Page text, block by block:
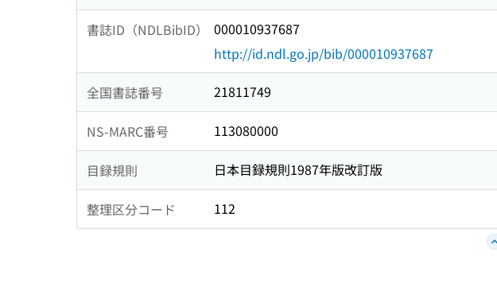
書誌ID（NDLBibID）
000010937687
http://id.ndl.go.jp/bib/000010937687
全国書誌番号 21811749
NS-MARC番号 113080000
目録規則 日本目録規則1987年版改訂版
整理区分コード 112